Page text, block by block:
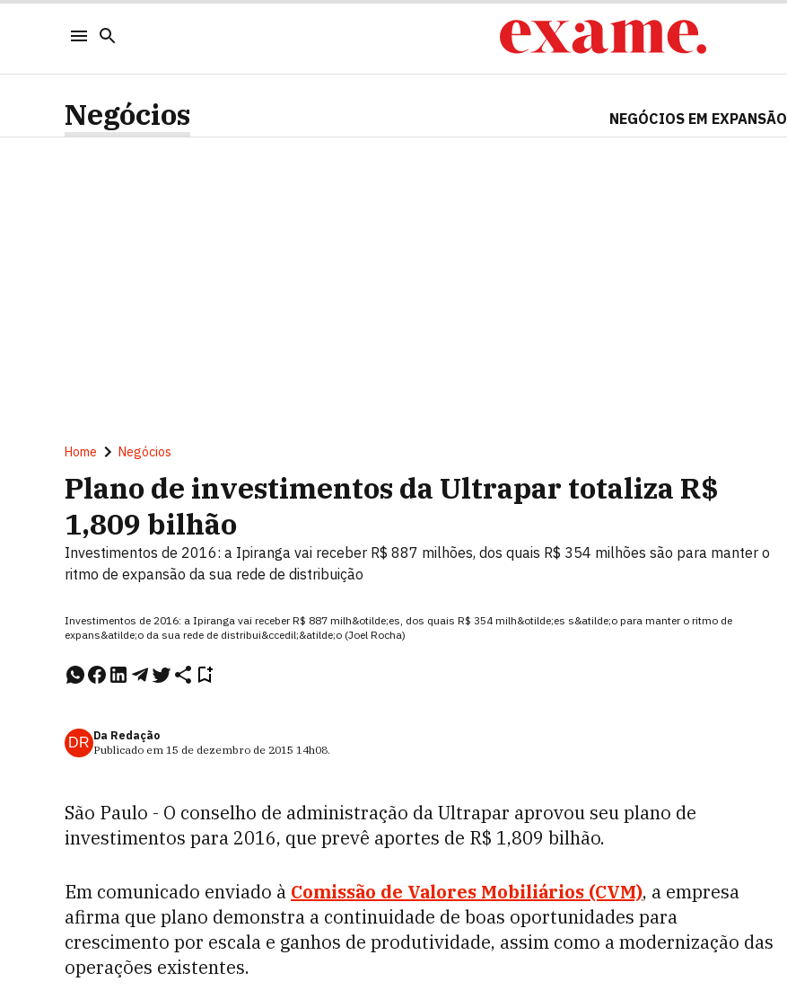
Negócios NEGÓCIOS EM EXPANSÃO
Home Negócios
Plano de investimentos da Ultrapar totaliza R$
1,809 bilhão
Investimentos de 2016: a Ipiranga vai receber R$ 887 milhões, dos quais R$ 354 milhões são para manter o
ritmo de expansão da sua rede de distribuição
Investimentos de 2016: a Ipiranga vai receber R$ 887 milh&otilde;es, dos quais R$ 354 milh&otilde;es s&atilde;o para manter o ritmo de
expans&atilde;o da sua rede de distribui&ccedil;&atilde;o (Joel Rocha)
DR Da Redação
Publicado em 15 de dezembro de 2015 14h08.
São Paulo - O conselho de administração da Ultrapar aprovou seu plano de
investimentos para 2016, que prevê aportes de R$ 1,809 bilhão.
Em comunicado enviado à Comissão de Valores Mobiliários (CVM), a empresa
afirma que plano demonstra a continuidade de boas oportunidades para
crescimento por escala e ganhos de produtividade, assim como a modernização das
operações existentes.